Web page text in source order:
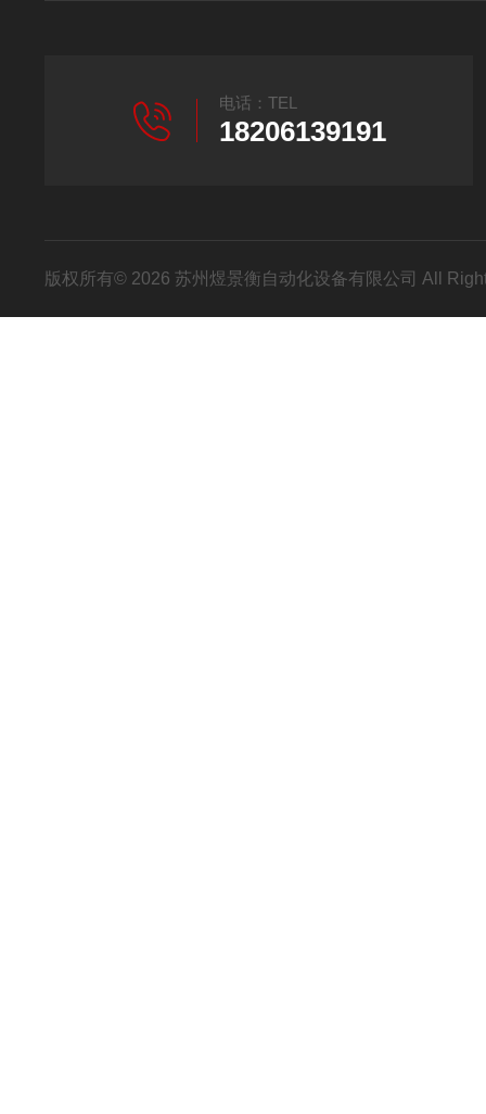
电话：TEL
18206139191
版权所有© 2026 苏州煜景衡自动化设备有限公司 All